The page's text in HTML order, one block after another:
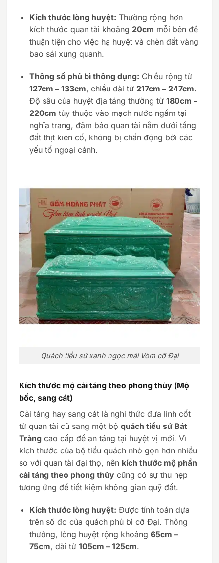
Kích thước lòng huyệt: Thường rộng hơn
kích thước quan tài khoảng 20cm mỗi bên để
thuận tiện cho việc hạ huyệt và chèn đất vàng
bao sái xung quanh.
Thông số phủ bì thông dụng: Chiều rộng từ
127cm – 133cm, chiều dài từ 217cm – 247cm.
Độ sâu của huyệt địa táng thường từ 180cm –
220cm tùy thuộc vào mạch nước ngầm tại
nghĩa trang, đảm bảo quan tài nằm dưới tầng
đất thịt kiên cố, không bị chấn động bởi các
yếu tố ngoại cảnh.
Quách tiểu sứ xanh ngọc mái Vòm cỡ Đại
Kích thước mộ cải táng theo phong thủy (Mộ
bốc, sang cát)
Cải táng hay sang cát là nghi thức đưa linh cốt
từ quan tài cũ sang một bộ quách tiểu sứ Bát
Tràng cao cấp để an táng tại huyệt vị mới. Vì
kích thước của bộ tiểu quách nhỏ gọn hơn nhiều
so với quan tài đại thọ, nên kích thước mộ phần
cải táng theo phong thủy cũng có sự thu hẹp
tương ứng để tiết kiệm không gian quỹ đất.
Kích thước lòng huyệt: Được tính toán dựa
trên số đo của quách phủ bì cỡ Đại. Thông
thường, lòng huyệt rộng khoảng 65cm –
75cm, dài từ 105cm – 125cm.